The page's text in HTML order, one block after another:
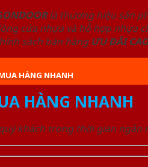
là thương hiệu sản
cửa nhựa và hỗ hợp nhựa
sách bán hàng ƯU ĐÃI
HÀNG NHANH
HÀNG NHANH
khách trong thời gian ngắn